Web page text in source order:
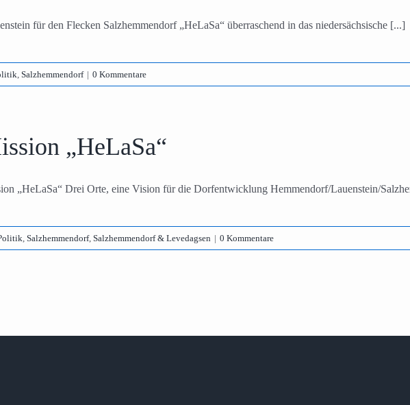
für den Flecken Salzhemmendorf „HeLaSa“ überraschend in das niedersächsische [...]
, Salzhemmendorf | 0 Kommentare
„HeLaSa“
„HeLaSa“ Drei Orte, eine Vision für die Dorfentwicklung Hemmendorf/Lauenstein/
, Salzhemmendorf, Salzhemmendorf & Levedagsen | 0 Kommentare